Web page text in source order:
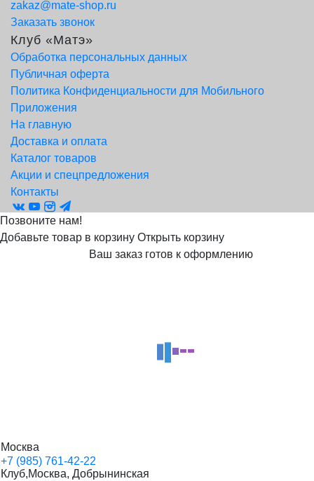
zakaz@mate-shop.ru
Заказать звонок
Клуб «Матэ»
Обработка персональных данных
Публичная оферта
Политика Конфиденциальности для Мобильного
Приложения
На главную
Доставка и оплата
Каталог товаров
Акции и спецпредложения
Контакты
Позвоните нам!
Добавьте товар в корзину Открыть корзину
Ваш заказ готов к оформлению
Москва
+7 (985) 761-42-22
Клуб,Москва, Добрынинская